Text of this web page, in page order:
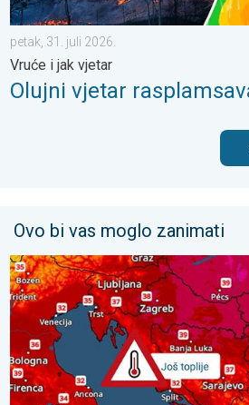
petak, 31. juli 2026.
Vruće i jak vjetar
Olujni vjetar
Ovo bi vas moglo zanimati
Još malo toplije, do kada?. Lokalno